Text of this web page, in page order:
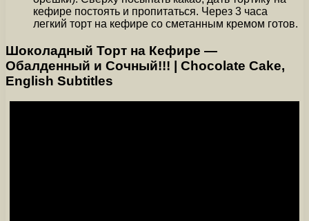
кефире постоять и пропитаться. Через 3 часа
легкий торт на кефире со сметанным кремом готов.
Шоколадный Торт на Кефире —
Обалденный и Сочный!!! | Chocolate Cake,
English Subtitles